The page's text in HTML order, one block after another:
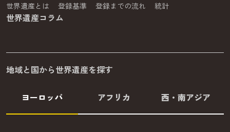
世界遺産とは 登録基準 登録までの流れ 統計
世界遺産コラム
地域と国から世界遺産を探す
ヨーロッパ アフリカ 西・南アジア